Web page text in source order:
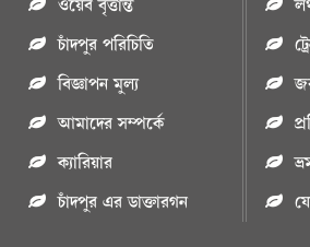
ওয়েব বৃত্তান্ত
চাঁদপুর পরিচিতি
বিজ্ঞাপন মুল্য
আমাদের সম্পর্কে
ক্যারিয়ার
চাঁদপুর এর ডাক্তারগন